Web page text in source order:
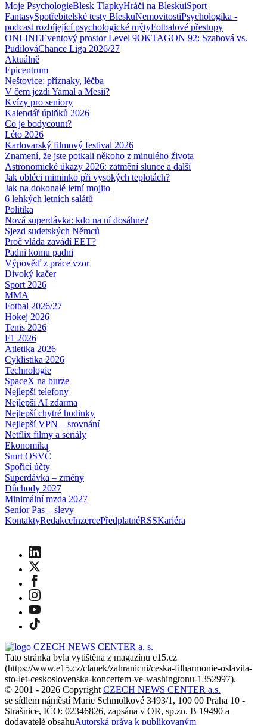
Moje PsychologieBlesk TlapkyHráči na BleskuiSport
FantasySpotřebitelské testy BleskuNemovitostiPsychologika -
podcast rozbíjející psychologické mýtyFotbalové přestupy
ONLINEEventový prostor Level 9OKTAGON 92: Szabová vs.
PudilováChance Liga 2026/27
Aktuálně
Epicentrum
Neštovice: příznaky, léčba
V čem jezdí Yamal a Mesii?
Kvízy pro seniory
Kalendář úplňků 2026
Co je bodycount?
Léto 2026
Karlovarský filmový festival 2026
Znamení, že jste potkali někoho z minulého života
Astronomické úkazy 2026: zatmění slunce a další
Jak obléci miminko při vysokých teplotách?
Jak na dokonalé letní mojito
6 lehkých letních salátů
Politika
Nová superdávka: kdo na ní dosáhne?
Sjezd sudetských Němců
Proč vláda zavádí EET?
Padni komu padni
Výpověď z práce vzor
Divoký kačer
Sport 2026
MMA
Fotbal 2026/27
Hokej 2026
Tenis 2026
F1 2026
Atletika 2026
Cyklistika 2026
Technologie
SpaceX na burze
Nejlepší telefony
Nejlepší AI zdarma
Nejlepší chytré hodinky
Nejlepší VPN – srovnání
Netflix filmy a seriály
Ekonomika
Smrt OSVČ
Spořicí účty
Superdávka – změny
Důchody 2027
Minimální mzda 2027
Senior Pas – slevy
KontaktyRedakceInzercePředplatnéRSSKariéra
Tato stránka byla vytištěna z magazínu e15.cz
(https://www.e15.cz/clanek/zahranicni/ceska-filharmonie-oslavila-
sto-let-ceskoslovenska-koncertem-ve-washingtonu-1352997).
© 2001 - 2026 Copyright CZECH NEWS CENTER a.s.
se sídlem náměstí Marie Schmolkové 3493/1, 100 00 Praha 10 -
Strašnice, IČO: 02346826, zapsána v OR, sp.zn. B 19490 a
dodavatelé obsahuAutorská práva k publikovaným